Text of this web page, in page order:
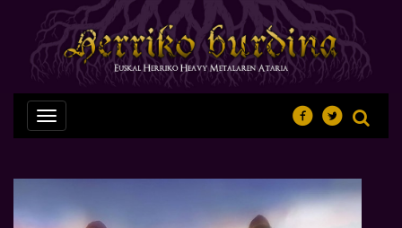
Nabegazioa
ireki